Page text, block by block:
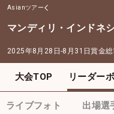
Asianツアー
マンディリ・インドネ
2025年8月28日-8月31日賞金
大会TOP リーダー
ライブフォト 出場選